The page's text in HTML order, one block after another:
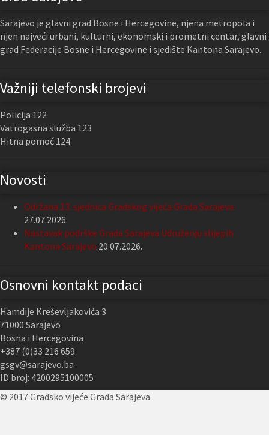
Sarajevo je glavni grad Bosne i Hercegovine, njena metropola i
njen najveći urbani, kulturni, ekonomski i prometni centar, glavni
grad Federacije Bosne i Hercegovine i sjedište Kantona Sarajevo.
Važniji telefonski brojevi
Policija 122
Vatrogasna služba 123
Hitna pomoć 124
Novosti
Održana 13. sjednica Gradskog vijeća Grada Sarajeva
27.07.2026.
Nastavak podrške Grada Sarajeva Udruženju slijepih
Kantona Sarajevo 20.07.2026.
Osnovni kontakt podaci
Hamdije Kreševljakovića 3
71000 Sarajevo
Bosna i Hercegovina
+387 (0)33 216 659
gsgv@sarajevo.ba
ID broj: 4200295100005
© 2017 Gradsko vijeće Grada Sarajeva